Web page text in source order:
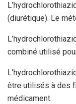
(diurétique). Le
combiné utilisé
être utilisés à des
médicament.